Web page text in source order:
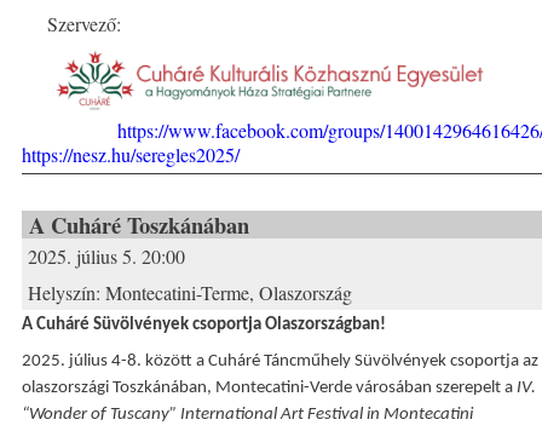
Szervező:
https://www.facebook.com/groups/
https://nesz.hu/seregles2025/
A Cuháré Toszkánában
2025. július 5. 20:00
Helyszín: Montecatini-Terme, Olaszország
A Cuháré Süvölvények csoportja Olaszországban!
2025. július 4-8. között a Cuháré Táncműhely Süvölvények csoportja az
olaszországi Toszkánában, Montecatini-Verde városában szerepelt a IV.
“Wonder of Tuscany” International Art Festival in Montecatini